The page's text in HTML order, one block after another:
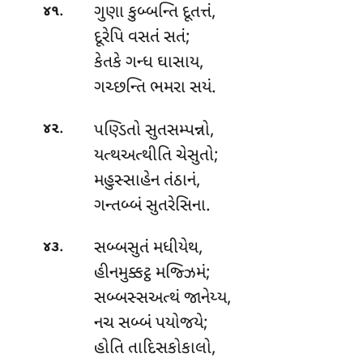
૪૧.
ગુણા કુબ્બન્તિ દૂતત્તં,
દૂરેપિ વસતં સતં;
કેતકે ગન્ધ ઘાસાય,
ગચ્છન્તિ ભમરા સયં.
૪૨.
પણ્ડિતો સુતસમ્પન્નો,
યત્થઅત્થીતિ ચેસુતો;
મહુસ્સાહેન તંઠાનં,
ગન્તબ્બં સુતરેસિના.
૪૩. સબ્બસુતં મધીયેથ,
હીનમુક્કટ્ઠ મજ્ઝિમં;
સબ્બસ્સઅત્થં જાનેય્ય,
નચ સબ્બં પયોજયે;
હોતિ તાદિસકોકાલો,